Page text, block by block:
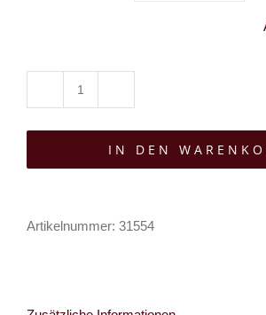
Attic
Death
IN DEN
Artikelnummer: 31554